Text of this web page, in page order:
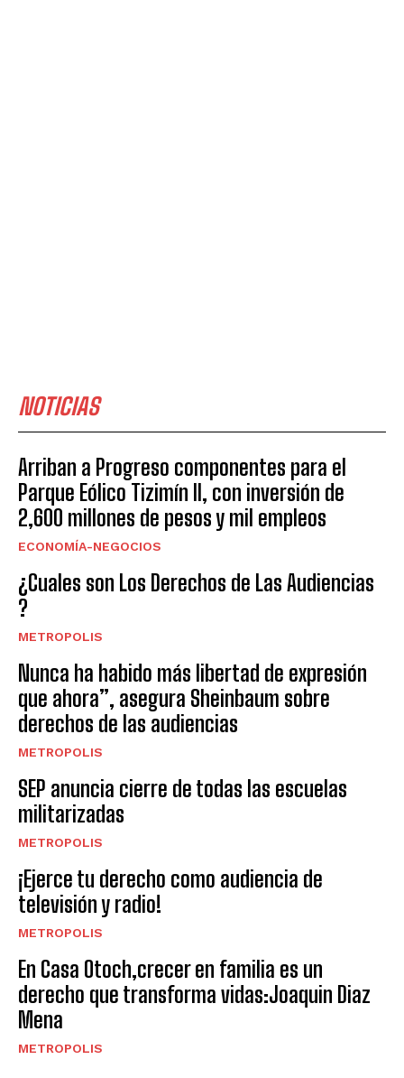
NOTICIAS
Arriban a Progreso componentes para el
Parque Eólico Tizimín II, con inversión de
2,600 millones de pesos y mil empleos
ECONOMÍA-NEGOCIOS
¿Cuales son Los Derechos de Las Audiencias
?
METROPOLIS
Nunca ha habido más libertad de expresión
que ahora”, asegura Sheinbaum sobre
derechos de las audiencias
METROPOLIS
SEP anuncia cierre de todas las escuelas
militarizadas
METROPOLIS
¡Ejerce tu derecho como audiencia de
televisión y radio!
METROPOLIS
En Casa Otoch,crecer en familia es un
derecho que transforma vidas:Joaquin Diaz
Mena
METROPOLIS